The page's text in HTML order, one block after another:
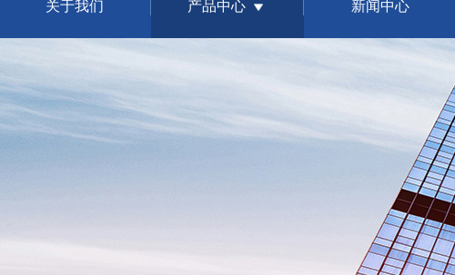
关于我们 产品中心 新闻中心